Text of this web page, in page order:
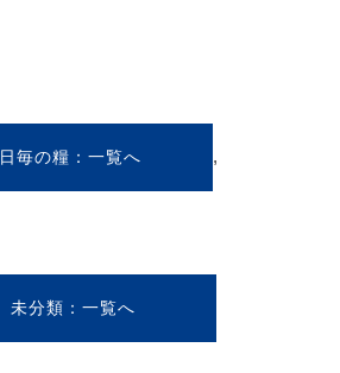
日毎の糧 ,
未分類